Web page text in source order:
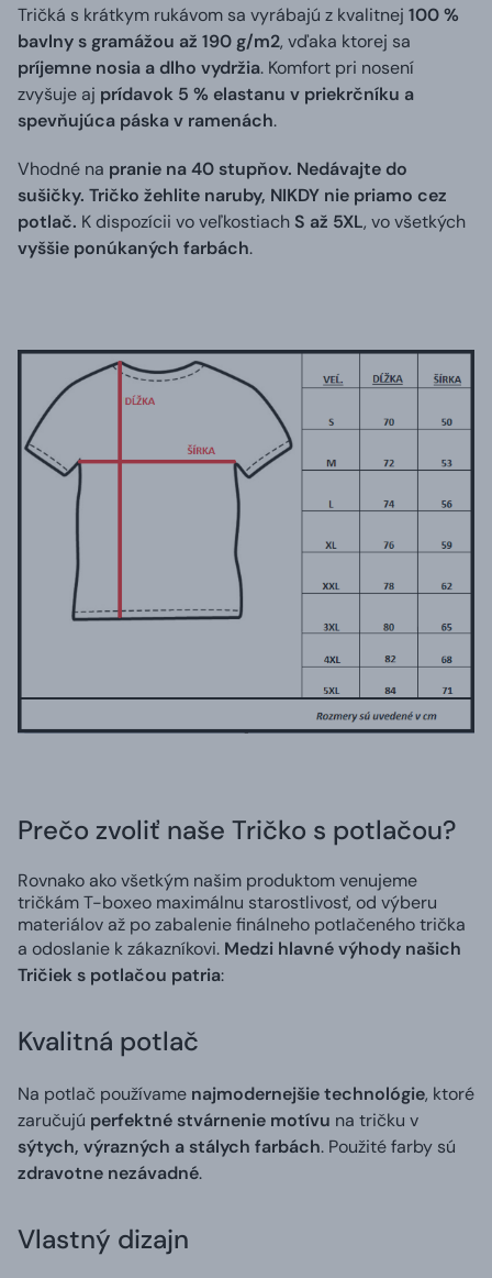
Tričká s krátkym rukávom sa vyrábajú z kvalitnej 100 %
bavlny s gramážou až 190 g/m2, vďaka ktorej sa
príjemne nosia a dlho vydržia. Komfort pri nosení
zvyšuje aj prídavok 5 % elastanu v priekrčníku a
spevňujúca páska v ramenách.
Vhodné na pranie na 40 stupňov. Nedávajte do
sušičky. Tričko žehlite naruby, NIKDY nie priamo cez
potlač. K dispozícii vo veľkostiach S až 5XL, vo všetkých
vyššie ponúkaných farbách.
Prečo zvoliť naše Tričko s potlačou?
Rovnako ako všetkým našim produktom venujeme
tričkám T-boxeo maximálnu starostlivosť, od výberu
materiálov až po zabalenie finálneho potlačeného trička
a odoslanie k zákazníkovi. Medzi hlavné výhody našich
Tričiek s potlačou patria:
Kvalitná potlač
Na potlač používame najmodernejšie technológie, ktoré
zaručujú perfektné stvárnenie motívu na tričku v
sýtych, výrazných a stálych farbách. Použité farby sú
zdravotne nezávadné.
Vlastný dizajn